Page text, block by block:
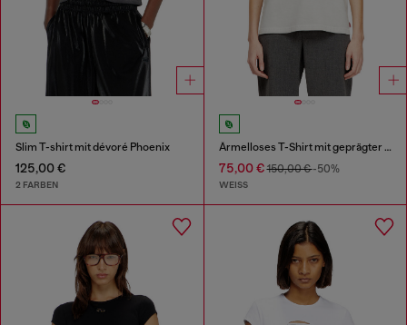
Slim T-shirt mit dévoré Phoenix
125,00 €
2 FARBEN
Ärmelloses T-Shirt mit geprägter Kette
75,00 €150,00 €-50%
WEISS